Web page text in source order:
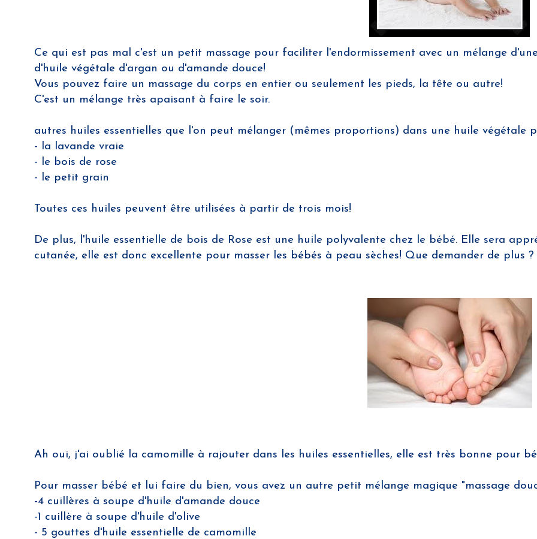
Ce qui est pas mal c'est un petit massage pour faciliter l'endormissement avec un mélange
d'huile végétale d'argan ou d'amande douce!
Vous pouvez faire un massage du corps en entier ou seulement les pieds, la tête ou autre!
C'est un mélange très apaisant à faire le soir.
autres huiles essentielles que l'on peut mélanger (mêmes proportions) dans une huile végétale
- la lavande vraie
- le bois de rose
- le petit grain
Toutes ces huiles peuvent être utilisées à partir de trois mois!
De plus, l'huile essentielle de bois de Rose est une huile polyvalente chez le bébé. Elle sera
cutanée, elle est donc excellente pour masser les bébés à peau sèches! Que demander de plus ?
Ah oui, j'ai oublié la camomille à rajouter dans les huiles essentielles, elle est très bonne pour
Pour masser bébé et lui faire du bien, vous avez un autre petit mélange magique "massage
-4 cuillères à soupe d'huile d'amande douce
-1 cuillère à soupe d'huile d'olive
- 5 gouttes d'huile essentielle de camomille